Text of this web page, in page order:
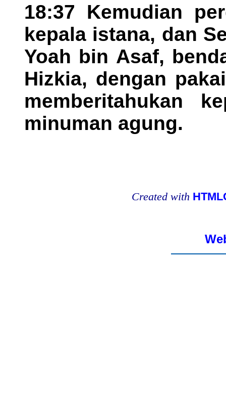
18:37 Kemudian
kepala istana, dan
Yoah bin Asaf,
Hizkia, dengan
memberitahukan
minuman agung.
Created with